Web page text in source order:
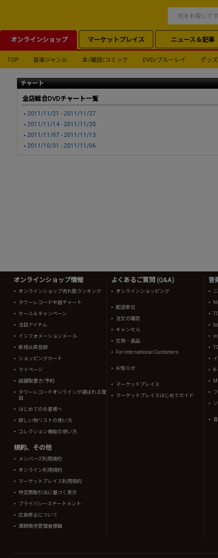
オンラインショップ マーケットプレイス ニュース＆記事
TOP 音楽ジャンル 本/雑誌/コミック DVD/ブルーレイ グッズ
チャート
全店総合DVDチャート一覧
2011/11/21 - 2011/11/27
2011/11/14 - 2011/11/20
2011/11/07 - 2011/11/13
2011/10/31 - 2011/11/06
オンラインショップ情報
オンラインショップ売れ筋ランキング
タワーレコード全店チャート
セール＆キャンペーン
注目アイテム
インフォメーションメール
新規会員登録
ショッピングカート
マイページ
店舗取置き/予約
タワーレコードオンラインが選ばれる理
由
はじめてのお客様へ
欲しい物リストの使い方
コレクション機能の使い方
規約、その他
メンバーズ利用規約
オンライン利用規約
マーケットプレイス利用規約
特定商取引法に基づく表示
プライバシーステートメント
広告停止について
酒類販売管理者標識
よくあるご質問 (Q&A)
オンラインショッピング
配送単位
注文の確認
キャンセル
交換・返品
For International Customers
お知らせ
マーケットプレイス
マーケットプレイスはじめてガイド
音